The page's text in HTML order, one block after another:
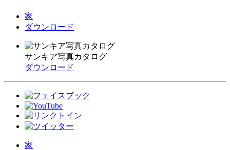
家
ダウンロード
サンキア写真カタログ
ダウンロード
家